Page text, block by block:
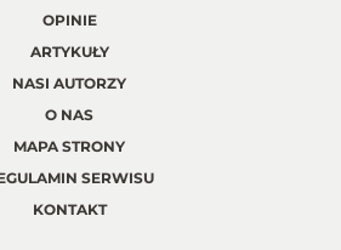
OPINIE
ARTYKUŁY
NASI AUTORZY
O NAS
MAPA STRONY
SERWISU
KONTAKT